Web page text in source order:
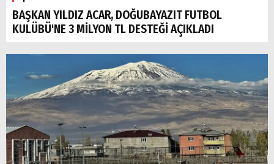
BAŞKAN YILDIZ ACAR, DOĞUBAYAZIT FUTBOL
KULÜBÜ'NE 3 MİLYON TL DESTEĞİ AÇIKLADI